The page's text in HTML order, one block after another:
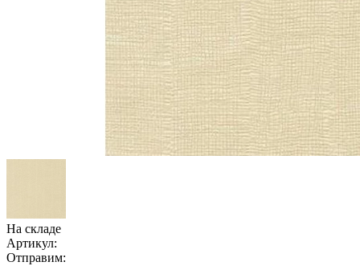
На складе
Артикул:
Отправим: